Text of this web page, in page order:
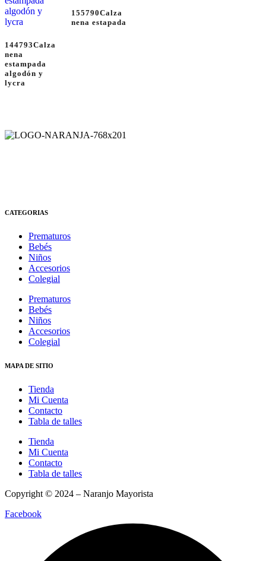
144793Calza
nena
estampada
algodón y
lycra
155790Calza
nena estapada
CATEGORIAS
Prematuros
Bebés
Niños
Accesorios
Colegial
Prematuros
Bebés
Niños
Accesorios
Colegial
MAPA DE SITIO
Tienda
Mi Cuenta
Contacto
Tabla de talles
Tienda
Mi Cuenta
Contacto
Tabla de talles
Copyright © 2024 – Naranjo Mayorista
Facebook